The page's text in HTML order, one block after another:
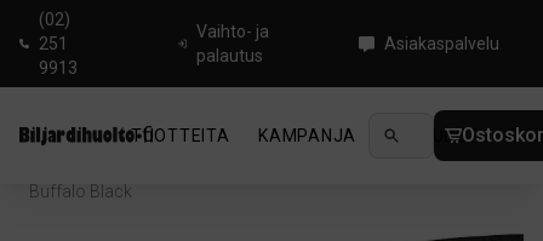
(02)
251
9913
Vaihto- ja
palautus
Asiakaspalvelu
TUOTTEITA KAMPANJA UUTUUDET
Pöyden peitteet /
Buffalo Black